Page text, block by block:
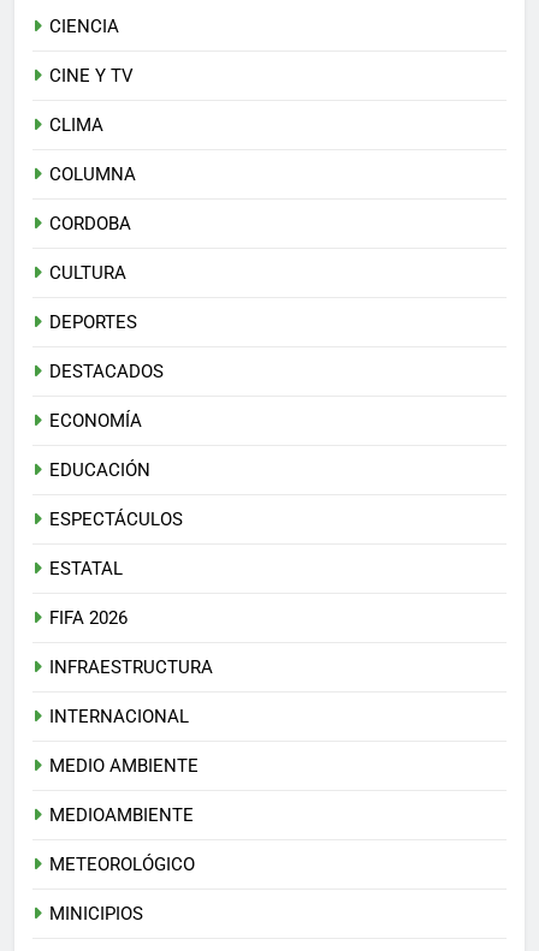
CIENCIA
CINE Y TV
CLIMA
COLUMNA
CORDOBA
CULTURA
DEPORTES
DESTACADOS
ECONOMÍA
EDUCACIÓN
ESPECTÁCULOS
ESTATAL
FIFA 2026
INFRAESTRUCTURA
INTERNACIONAL
MEDIO AMBIENTE
MEDIOAMBIENTE
METEOROLÓGICO
MINICIPIOS